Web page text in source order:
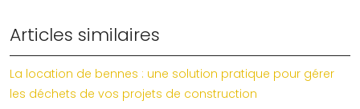
Articles similaires
La location de bennes : une solution pratique pour gérer
les déchets de vos projets de construction